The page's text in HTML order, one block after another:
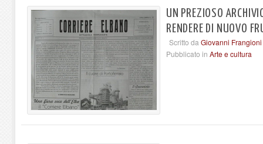
UN PREZIOSO
RENDERE DI NUOVO
Scritto da Giovanni Frangioni
Pubblicato in Arte e cultura